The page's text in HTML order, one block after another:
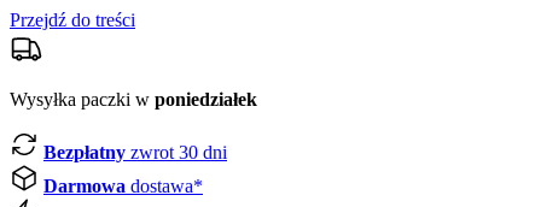
Przejdź do treści
Wysyłka paczki w poniedziałek
Bezpłatny zwrot 30 dni
Darmowa dostawa*